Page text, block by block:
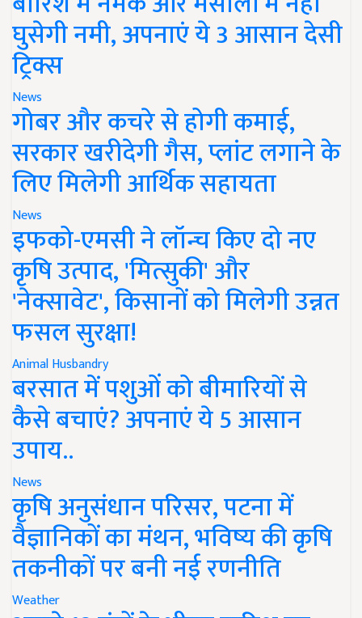
घुसेगी नमी, अपनाएं ये 3 आसान देसी
ट्रिक्स
News
गोबर और कचरे से होगी कमाई,
सरकार खरीदेगी गैस, प्लांट लगाने के
लिए मिलेगी आर्थिक सहायता
News
इफको-एमसी ने लॉन्च किए दो नए
कृषि उत्पाद, 'मित्सुकी' और
'नेक्सावेट', किसानों को मिलेगी उन्नत
फसल सुरक्षा!
Animal Husbandry
बरसात में पशुओं को बीमारियों से
कैसे बचाएं? अपनाएं ये 5 आसान
उपाय..
News
कृषि अनुसंधान परिसर, पटना में
वैज्ञानिकों का मंथन, भविष्य की कृषि
तकनीकों पर बनी नई रणनीति
Weather